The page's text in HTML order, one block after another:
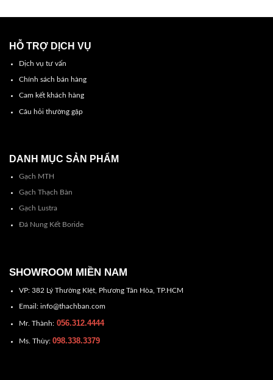
HỖ TRỢ DỊCH VỤ
Dịch vụ tư vấn
Chính sách bán hàng
Cam kết khách hàng
Câu hỏi thường gặp
DANH MỤC SẢN PHẨM
Gạch MTH
Gạch Thạch Bàn
Gạch Lustra
Đá Nung Kết Boride
SHOWROOM MIỀN NAM
VP: 382 Lý Thường KIệt, Phương Tân Hòa, TP.HCM
Email: info@thachban.com
Mr. Thành:056.312.4444
Ms. Thùy: 098.338.3379